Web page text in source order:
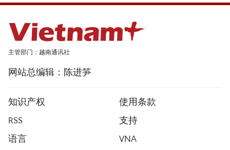
主管部门：越南通讯社
网站总编辑：陈进笋
知识产权
使用条款
RSS
支持
语言
VNA